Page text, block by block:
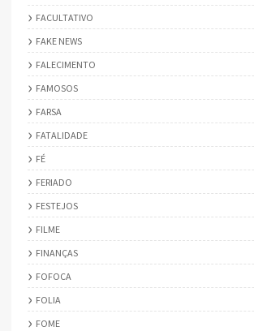
FACULTATIVO
FAKE NEWS
FALECIMENTO
FAMOSOS
FARSA
FATALIDADE
FÉ
FERIADO
FESTEJOS
FILME
FINANÇAS
FOFOCA
FOLIA
FOME